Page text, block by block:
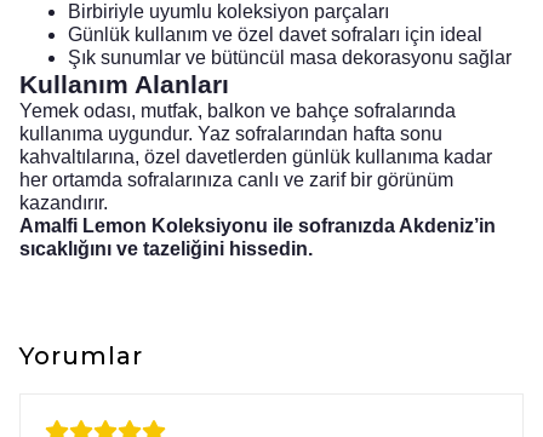
Birbiriyle uyumlu koleksiyon parçaları
Günlük kullanım ve özel davet sofraları için ideal
Şık sunumlar ve bütüncül masa dekorasyonu sağlar
Kullanım Alanları
Yemek odası, mutfak, balkon ve bahçe sofralarında
kullanıma uygundur. Yaz sofralarından hafta sonu
kahvaltılarına, özel davetlerden günlük kullanıma kadar
her ortamda sofralarınıza canlı ve zarif bir görünüm
kazandırır.
Amalfi Lemon Koleksiyonu ile sofranızda Akdeniz’in
sıcaklığını ve tazeliğini hissedin.
Yorumlar